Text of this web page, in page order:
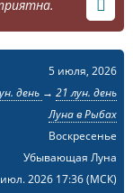
5 июля, 2026
день → 21 лун. день
Луна в Рыбах
Воскресенье
Убывающая Луна
2026 17:36(МСК)